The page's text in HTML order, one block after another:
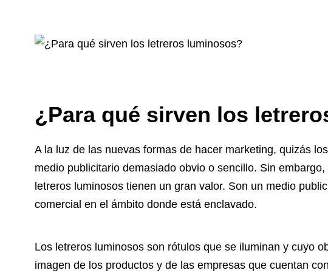
¿Para qué sirven los
A la luz de las nuevas formas de hacer marketing, quizás
medio publicitario demasiado obvio o sencillo. Sin
letreros luminosos tienen un gran valor. Son un medio
comercial en el ámbito donde está enclavado.
Los letreros luminosos son rótulos que se iluminan y cuyo
imagen de los productos y de las empresas que cuentan